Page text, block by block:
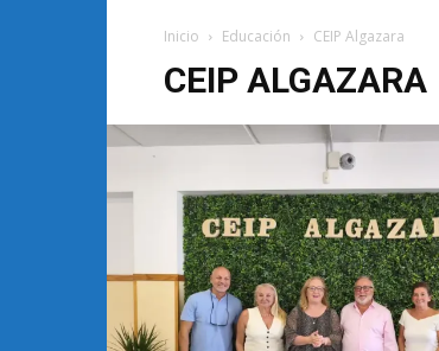
Inicio Educación CEIP Algazara
CEIP ALGAZARA